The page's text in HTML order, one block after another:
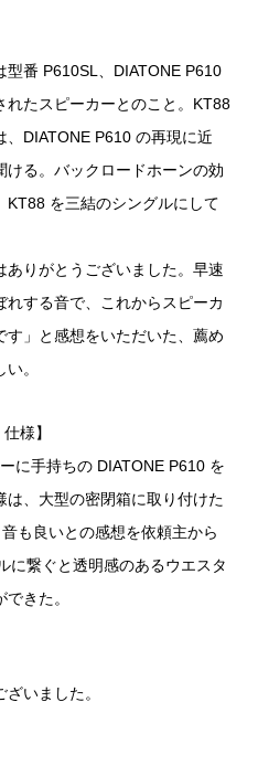
型番 P610SL、DIATONE P610
れたスピーカーとのこと。KT88
DIATONE P610 の再現に近
ける。バックロードホーンの効
を三結のシングルにして
りがとうございました。早速
する音で、これからスピーカ
」と感想をいただいた、薦め
。
様】
に手持ちの DIATONE P610 を
、大型の密閉箱に取り付けた
も良いとの感想を依頼主から
に繋ぐと透明感のあるウエスタ
きた。
いました。